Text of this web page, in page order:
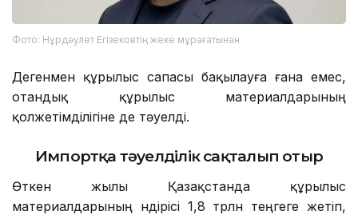
Фото: Нұрдәулет Егізековтің жеке мұрағатынан
Дегенмен құрылыс сапасы бақылауға ғана емес,
отандық құрылыс материалдарының
қолжетімділігіне де тәуелді.
Импортқа тәуелділік сақталып отыр
Өткен жылы Қазақстанда құрылыс
материалдарының өндірісі 1,8 трлн теңгеге жетіп,